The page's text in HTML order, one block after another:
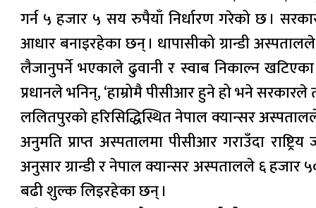
गर्न ५ हजार ५ सय रुपैयाँ निर्धारण गरेको छ ।
आधार बनाइरहेका छन् । धापासीको ग्रान्डी
लैजानुपर्ने भएकाले ढुवानी र स्वाब निकाल्न
प्रधानले भनिन्, ‘हाम्रोमै पीसीआर हुने हो भने सरकारले
ललितपुरको हरिसिद्धिस्थित नेपाल क्यान्सर
अनुमति प्राप्त अस्पतालमा पीसीआर गराउँदा
अनुसार ग्रान्डी र नेपाल क्यान्सर अस्पतालले ६
बढी शुल्क लिइरहेका छन् ।